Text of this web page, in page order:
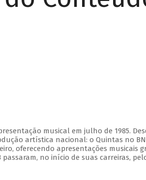
musical em julho de 1985.
artística nacional: o Quintas no
oferecendo apresentações musicais
no início de suas carreiras,